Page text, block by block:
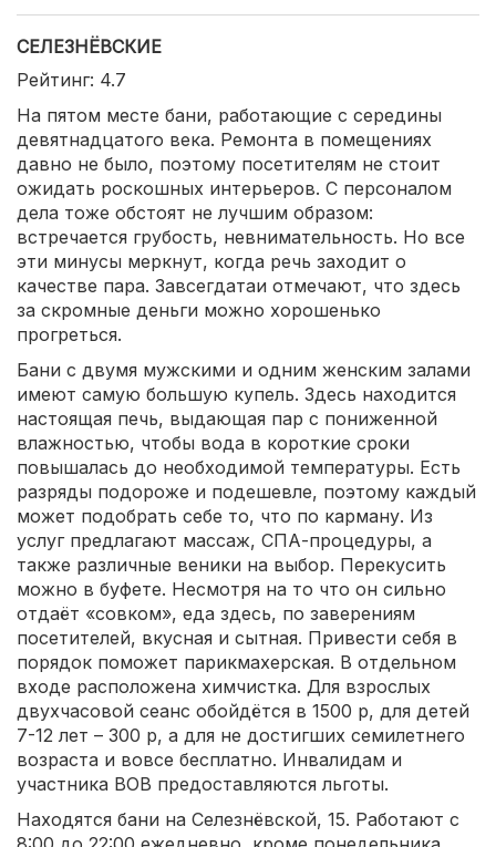
СЕЛЕЗНЁВСКИЕ
Рейтинг: 4.7
На пятом месте бани, работающие с середины
девятнадцатого века. Ремонта в помещениях
давно не было, поэтому посетителям не стоит
ожидать роскошных интерьеров. С персоналом
дела тоже обстоят не лучшим образом:
встречается грубость, невнимательность. Но все
эти минусы меркнут, когда речь заходит о
качестве пара. Завсегдатаи отмечают, что здесь
за скромные деньги можно хорошенько
прогреться.
Бани с двумя мужскими и одним женским залами
имеют самую большую купель. Здесь находится
настоящая печь, выдающая пар с пониженной
влажностью, чтобы вода в короткие сроки
повышалась до необходимой температуры. Есть
разряды подороже и подешевле, поэтому каждый
может подобрать себе то, что по карману. Из
услуг предлагают массаж, СПА-процедуры, а
также различные веники на выбор. Перекусить
можно в буфете. Несмотря на то что он сильно
отдаёт «совком», еда здесь, по заверениям
посетителей, вкусная и сытная. Привести себя в
порядок поможет парикмахерская. В отдельном
входе расположена химчистка. Для взрослых
двухчасовой сеанс обойдётся в 1500 р, для детей
7-12 лет – 300 р, а для не достигших семилетнего
возраста и вовсе бесплатно. Инвалидам и
участника ВОВ предоставляются льготы.
Находятся бани на Селезнёвской, 15. Работают с